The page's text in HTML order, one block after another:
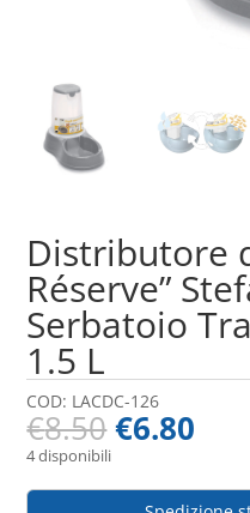
Distributore
Réserve”
Serbatoio
1.5 L
COD: LACDC-126
€8.50€6.80
4 disponibili